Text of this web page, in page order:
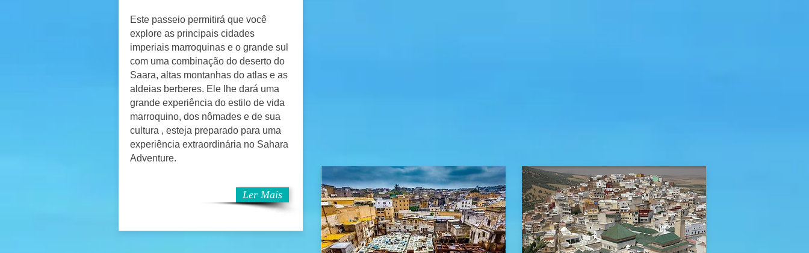
Este passeio permitirá que você
explore as principais cidades
imperiais marroquinas e o grande sul
com uma combinação do deserto do
Saara, altas montanhas do atlas e as
aldeias berberes. Ele lhe dará uma
grande experiência do estilo de vida
marroquino, dos nômades e de sua
cultura , esteja preparado para uma
experiência extraordinária no Sahara
Adventure.
Ler Mais